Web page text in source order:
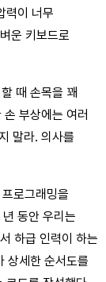
력이 너무
운 키보드로
때 손목을 꽤
부상에는 여러
말라. 의사를
로그래밍을
동안 우리는
하급 인력이 하는
상세한 순서도를